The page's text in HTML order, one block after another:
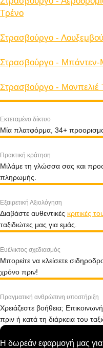
Tρένο
Στρασβούργο -
Στρασβούργο - Μπάντεν-
Στρασβούργο - Μονπελιέ
Εκτεταμένο δίκτυο
Μία πλατφόρμα, 34+
Πρακτική κράτηση
Μιλάμε τη γλώσσα σας και
πληρωμής.
Εξαιρετική Αξιολόγηση
Διαβάστε αυθεντικές κριτικές
ταξιδιώτες μας για εμάς.
Ευέλικτος σχεδιασμός
Μπορείτε να κλείσετε
χρόνο πριν!
Πραγματική ανθρώπινη υποστήριξη
Χρειάζεστε βοήθεια;
πριν ή κατά τη διάρκεια του
Η δωρεάν εφαρμογή μας